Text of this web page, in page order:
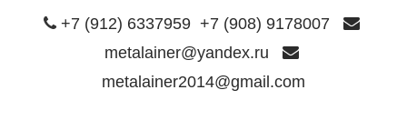
+7 (912) 6337959 +7 (908) 9178007
metalainer@yandex.ru
metalainer2014@gmail.com